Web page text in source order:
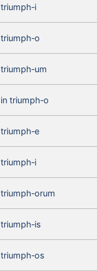
triumph‑i
triumph‑o
triumph‑um
in triumph‑o
triumph‑e
triumph‑i
triumph‑orum
triumph‑is
triumph‑os